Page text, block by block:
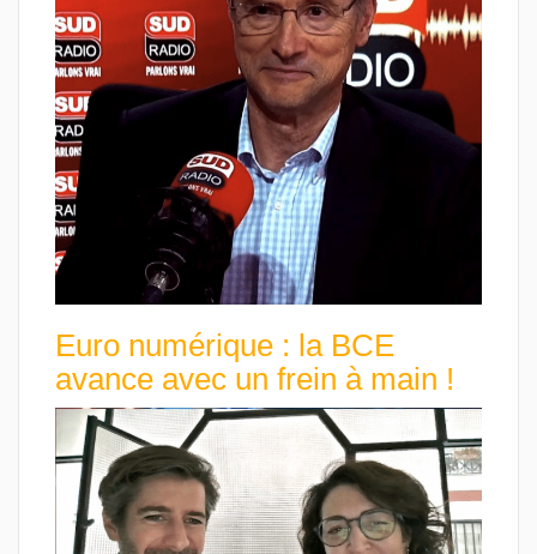
Euro numérique : la BCE
avance avec un frein à main !